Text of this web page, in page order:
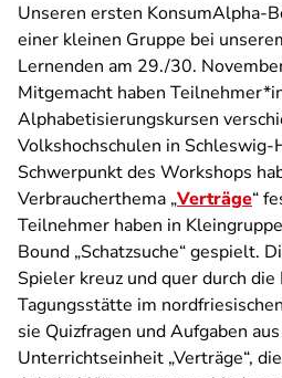
Unseren ersten KonsumAlpha-
einer kleinen Gruppe bei
Lernenden am 29./30.
Mitgemacht haben
Alphabetisierungskursen
Volkshochschulen in
Schwerpunkt des Workshops
Verbraucherthema „Verträge“
Teilnehmer haben in
Bound „Schatzsuche“ gespielt.
Spieler kreuz und quer durch die
Tagungsstätte im
sie Quizfragen und Aufgaben
Unterrichtseinheit „Verträge“,